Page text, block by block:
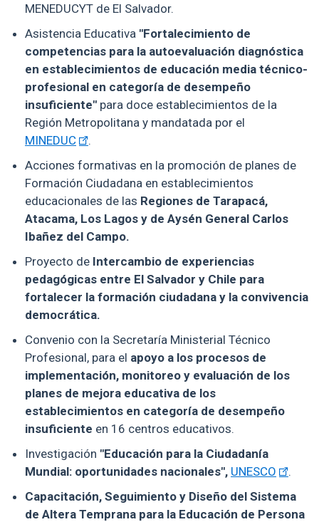
MENEDUCYT de El Salvador.
Asistencia Educativa "Fortalecimiento de
competencias para la autoevaluación diagnóstica
en establecimientos de educación media técnico-
profesional en categoría de desempeño
insuficiente" para doce establecimientos de la
Región Metropolitana y mandatada por el
MINEDUC
.
Acciones formativas en la promoción de planes de
Formación Ciudadana en establecimientos
educacionales de las Regiones de Tarapacá,
Atacama, Los Lagos y de Aysén General Carlos
Ibañez del Campo.
Proyecto de Intercambio de experiencias
pedagógicas entre El Salvador y Chile para
fortalecer la formación ciudadana y la convivencia
democrática.
Convenio con la Secretaría Ministerial Técnico
Profesional, para el apoyo a los procesos de
implementación, monitoreo y evaluación de los
planes de mejora educativa de los
establecimientos en categoría de desempeño
insuficiente en 16 centros educativos.
Investigación "Educación para la Ciudadanía
Mundial: oportunidades nacionales", UNESCO
.
Capacitación, Seguimiento y Diseño del Sistema
de Altera Temprana para la Educación de Persona